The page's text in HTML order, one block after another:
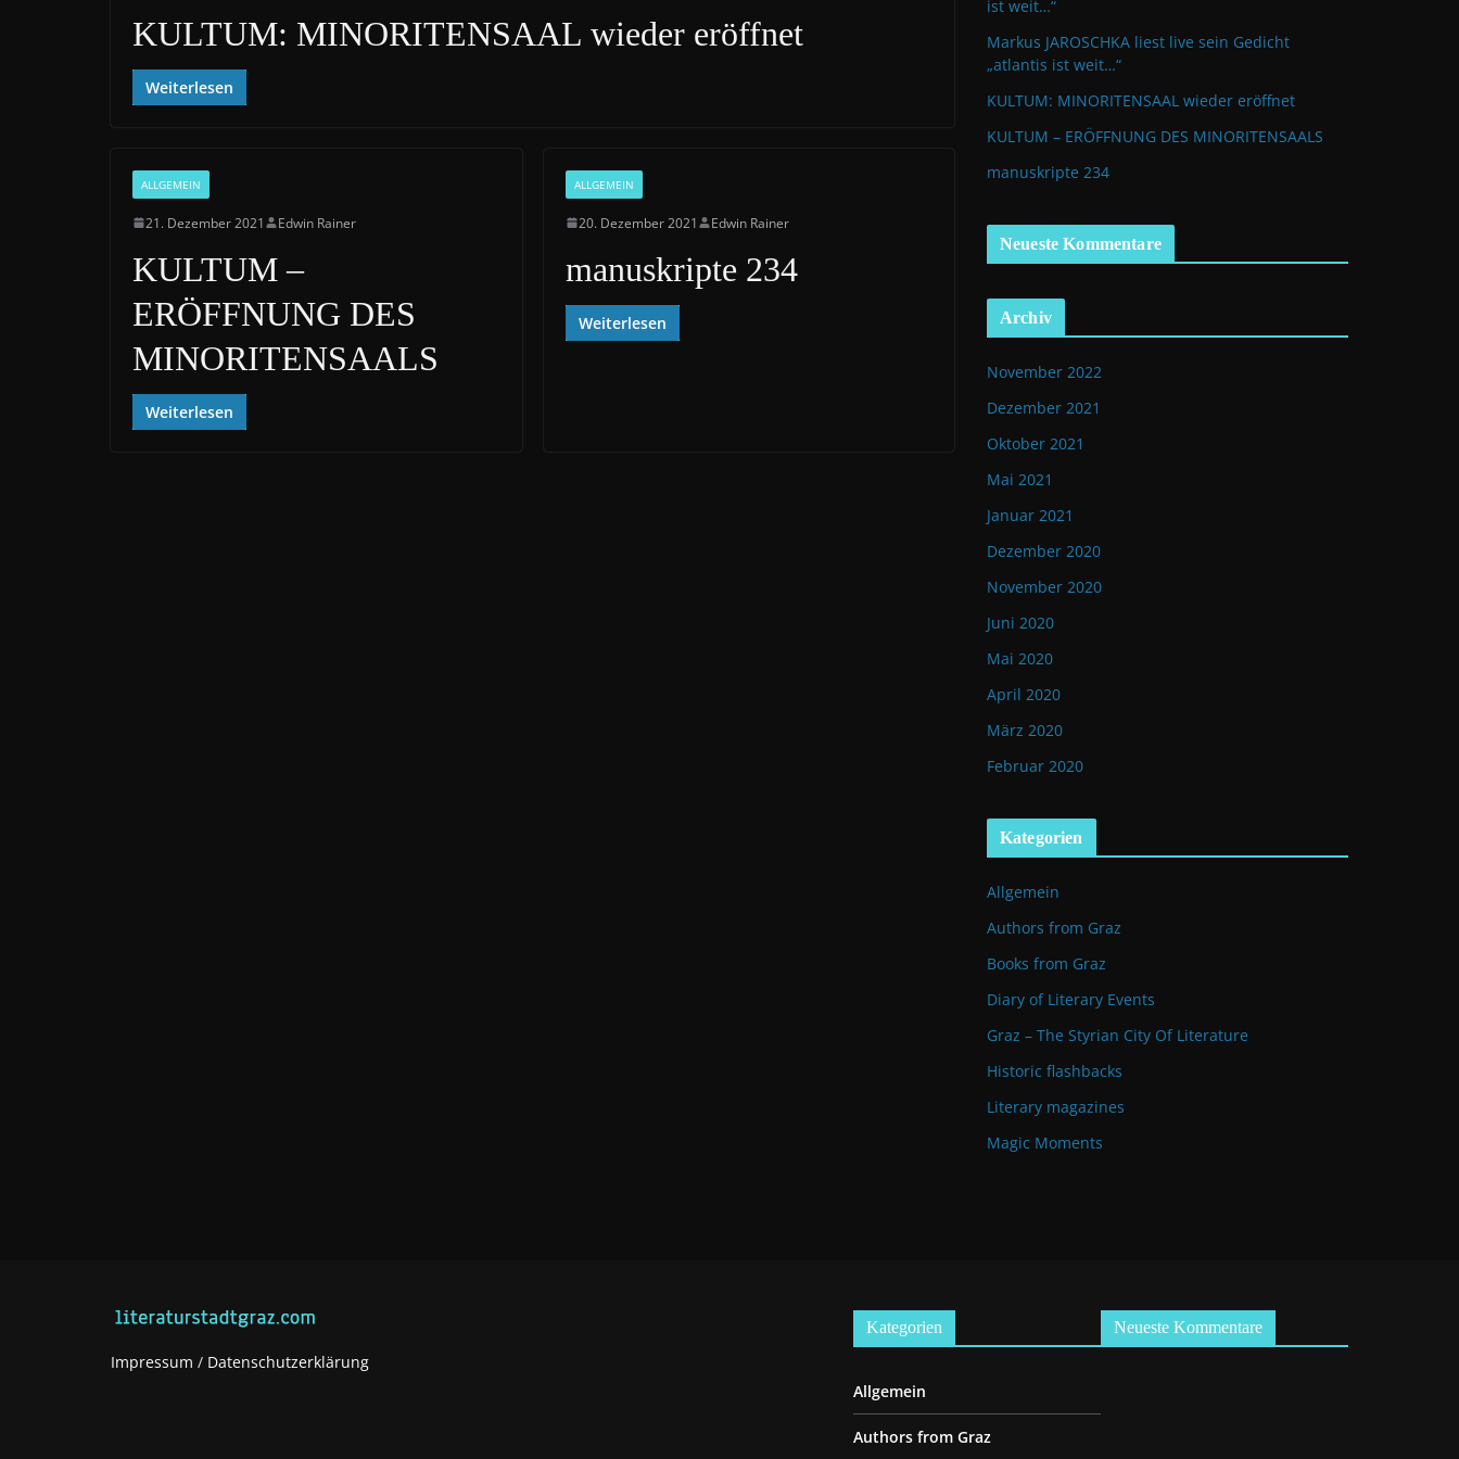
KULTUM: MINORITENSAAL wieder eröffnet
Weiterlesen
ALLGEMEIN
21. Dezember 2021 Edwin Rainer
KULTUM –
ERÖFFNUNG DES
MINORITENSAALS
Weiterlesen
ALLGEMEIN
20. Dezember 2021 Edwin Rainer
manuskripte 234
Weiterlesen
ist weit…“
Markus JAROSCHKA liest live sein Gedicht
„atlantis ist weit…“
KULTUM: MINORITENSAAL wieder eröffnet
KULTUM – ERÖFFNUNG DES MINORITENSAALS
manuskripte 234
Neueste Kommentare
Archiv
November 2022
Dezember 2021
Oktober 2021
Mai 2021
Januar 2021
Dezember 2020
November 2020
Juni 2020
Mai 2020
April 2020
März 2020
Februar 2020
Kategorien
Allgemein
Authors from Graz
Books from Graz
Diary of Literary Events
Graz – The Styrian City Of Literature
Historic flashbacks
Literary magazines
Magic Moments
Impressum / Datenschutzerklärung
Kategorien
Allgemein
Authors from Graz
Neueste Kommentare